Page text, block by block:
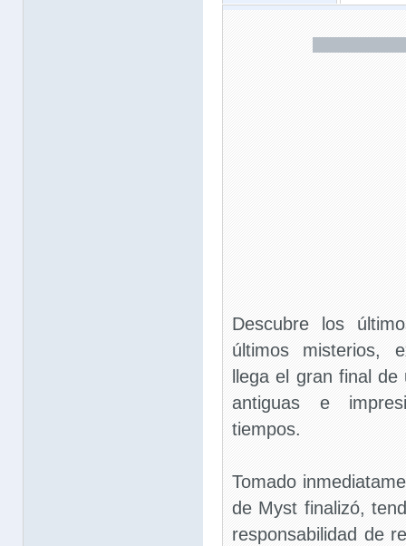
Descubre los
últimos misterios,
llega el gran final
antiguas e
tiempos.
Tomado
de Myst finalizó,
responsabilidad de